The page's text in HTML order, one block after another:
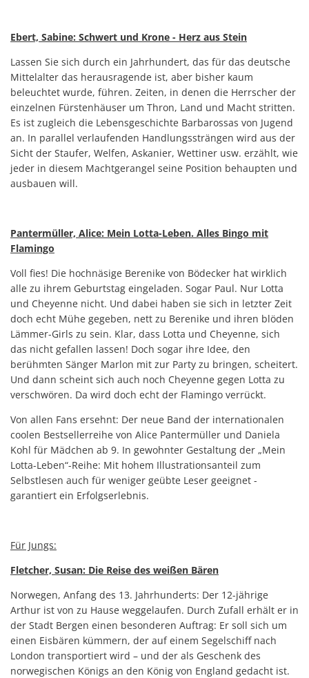
Ebert, Sabine: Schwert und Krone - Herz aus Stein
Lassen Sie sich durch ein Jahrhundert, das für das deutsche
Mittelalter das herausragende ist, aber bisher kaum
beleuchtet wurde, führen. Zeiten, in denen die Herrscher der
einzelnen Fürstenhäuser um Thron, Land und Macht stritten.
Es ist zugleich die Lebensgeschichte Barbarossas von Jugend
an. In parallel verlaufenden Handlungssträngen wird aus der
Sicht der Staufer, Welfen, Askanier, Wettiner usw. erzählt, wie
jeder in diesem Machtgerangel seine Position behaupten und
ausbauen will.
Pantermüller, Alice: Mein Lotta-Leben. Alles Bingo mit
Flamingo
Voll fies! Die hochnäsige Berenike von Bödecker hat wirklich
alle zu ihrem Geburtstag eingeladen. Sogar Paul. Nur Lotta
und Cheyenne nicht. Und dabei haben sie sich in letzter Zeit
doch echt Mühe gegeben, nett zu Berenike und ihren blöden
Lämmer-Girls zu sein. Klar, dass Lotta und Cheyenne, sich
das nicht gefallen lassen! Doch sogar ihre Idee, den
berühmten Sänger Marlon mit zur Party zu bringen, scheitert.
Und dann scheint sich auch noch Cheyenne gegen Lotta zu
verschwören. Da wird doch echt der Flamingo verrückt.
Von allen Fans ersehnt: Der neue Band der internationalen
coolen Bestsellerreihe von Alice Pantermüller und Daniela
Kohl für Mädchen ab 9. In gewohnter Gestaltung der „Mein
Lotta-Leben“-Reihe: Mit hohem Illustrationsanteil zum
Selbstlesen auch für weniger geübte Leser geeignet -
garantiert ein Erfolgserlebnis.
Für Jungs:
Fletcher, Susan: Die Reise des weißen Bären
Norwegen, Anfang des 13. Jahrhunderts: Der 12-jährige
Arthur ist von zu Hause weggelaufen. Durch Zufall erhält er in
der Stadt Bergen einen besonderen Auftrag: Er soll sich um
einen Eisbären kümmern, der auf einem Segelschiff nach
London transportiert wird – und der als Geschenk des
norwegischen Königs an den König von England gedacht ist.